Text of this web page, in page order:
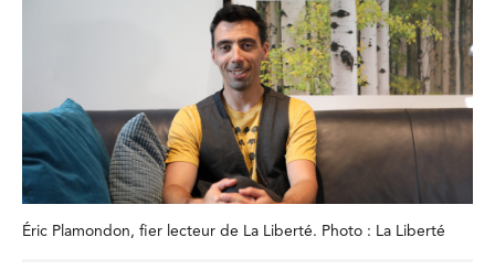
Éric Plamondon, fier lecteur de La Liberté. Photo : La Liberté